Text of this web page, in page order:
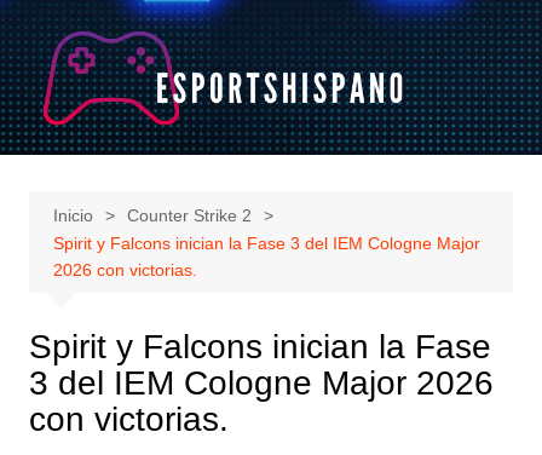
Saltar
al
contenido
Inicio
Counter Strike 2
Spirit y Falcons inician la Fase 3 del IEM Cologne Major
2026 con victorias.
Spirit y Falcons inician la Fase
3 del IEM Cologne Major 2026
con victorias.